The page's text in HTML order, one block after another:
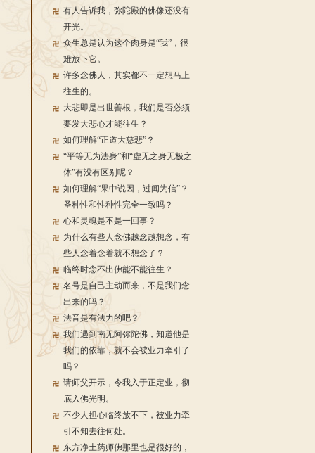
有人告诉我，弥陀殿的佛像还没有
开光。
众生总是认为这个肉身是“我”，很
难放下它。
许多念佛人，其实都不一定想马上
往生的。
大悲即是出世善根，我们是否必须
要发大悲心才能往生？
如何理解“正道大慈悲”？
“平等无为法身”和“虚无之身无极之
体”有没有区别呢？
如何理解“果中说因，过闻为信”？
圣种性和性种性完全一致吗？
心和灵魂是不是一回事？
为什么有些人念佛越念越想念，有
些人念着念着就不想念了？
临终时念不出佛能不能往生？
名号是自己主动而来，不是我们念
出来的吗？
法音是有法力的吧？
我们遇到南无阿弥陀佛，知道他是
我们的依靠，就不会被业力牵引了
吗？
请师父开示，令我入于正定业，彻
底入佛光明。
不少人担心临终放不下，被业力牵
引不知去往何处。
东方净土药师佛那里也是很好的，